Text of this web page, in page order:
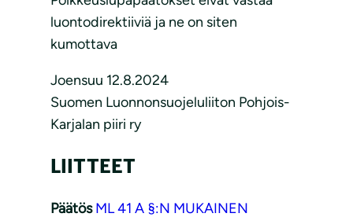
luontodirektiiviä ja ne on siten
kumottava
Joensuu 12.8.2024
Suomen Luonnonsuojeluliiton Pohjois-
Karjalan piiri ry
LIITTEET
Päätös ML 41 A §:N MUKAINEN